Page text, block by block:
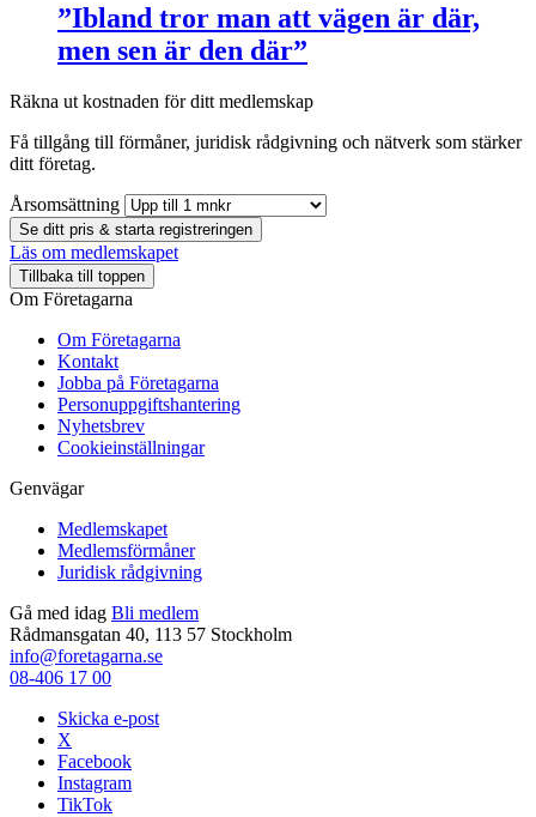
”Ibland tror man att vägen är där,
men sen är den där”
Räkna ut kostnaden för ditt medlemskap
Få tillgång till förmåner, juridisk rådgivning och nätverk som stärker
ditt företag.
Årsomsättning
Se ditt pris & starta registreringen
Läs om medlemskapet
Tillbaka till toppen
Om Företagarna
Om Företagarna
Kontakt
Jobba på Företagarna
Personuppgiftshantering
Nyhetsbrev
Cookieinställningar
Genvägar
Medlemskapet
Medlemsförmåner
Juridisk rådgivning
Gå med idag Bli medlem
Rådmansgatan 40, 113 57 Stockholm
info@foretagarna.se
08-406 17 00
Skicka e-post
X
Facebook
Instagram
TikTok